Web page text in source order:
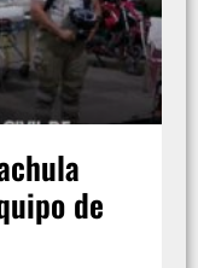
de